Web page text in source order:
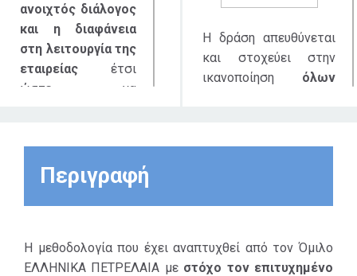
ανοιχτός διάλογος
και η διαφάνεια
στη λειτουργία της
εταιρείας έτσι
ώστε να
επιχειρηματικής
στρατηγικής και η
υλοποίηση
ουσιαστικών
ανταποκρίνονται
απόλυτα στις
Η δράση απευθύνεται
και στοχεύει στην
ικανοποίηση όλων
εκείνους που
Περιγραφή
Η μεθοδολογία που έχει αναπτυχθεί από τον Όμιλο
ΕΛΛΗΝΙΚΑ ΠΕΤΡΕΛΑΙΑ με στόχο τον επιτυχημένο